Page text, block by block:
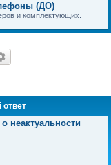
(ДО)
и комплектующих.
неактуальности